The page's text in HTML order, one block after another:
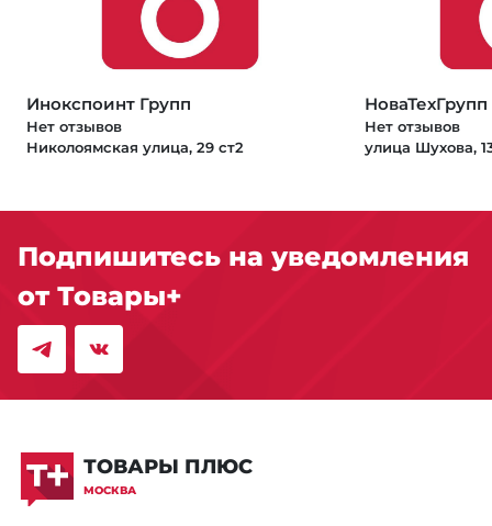
Инокспоинт Групп
Нет отзывов
Николоямская улица, 29 ст2
НоваТехГрупп
Нет отзывов
улица Шухова,
Подпишитесь на уведомления
от Товары+
ТОВАРЫ ПЛЮС
МОСКВА